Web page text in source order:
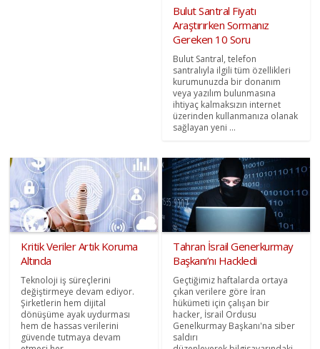
Bulut Santral Fiyatı
Araştırırken Sormanız
Gereken 10 Soru
Bulut Santral, telefon
santralıyla ilgili tüm özellikleri
kurumunuzda bir donanım
veya yazılım bulunmasına
ihtiyaç kalmaksızın internet
üzerinden kullanmanıza olanak
sağlayan yeni ...
Kritik Veriler Artık Koruma
Altında
Teknoloji iş süreçlerini
değiştirmeye devam ediyor.
Şirketlerin hem dijital
dönüşüme ayak uydurması
hem de hassas verilerini
güvende tutmaya devam
Tahran İsrail Generkurmay
Başkanı’nı Hackledi
Geçtiğimiz haftalarda ortaya
çıkan verilere göre İran
hükümeti için çalışan bir
hacker, İsrail Ordusu
Genelkurmay Başkanı'na siber
saldırı